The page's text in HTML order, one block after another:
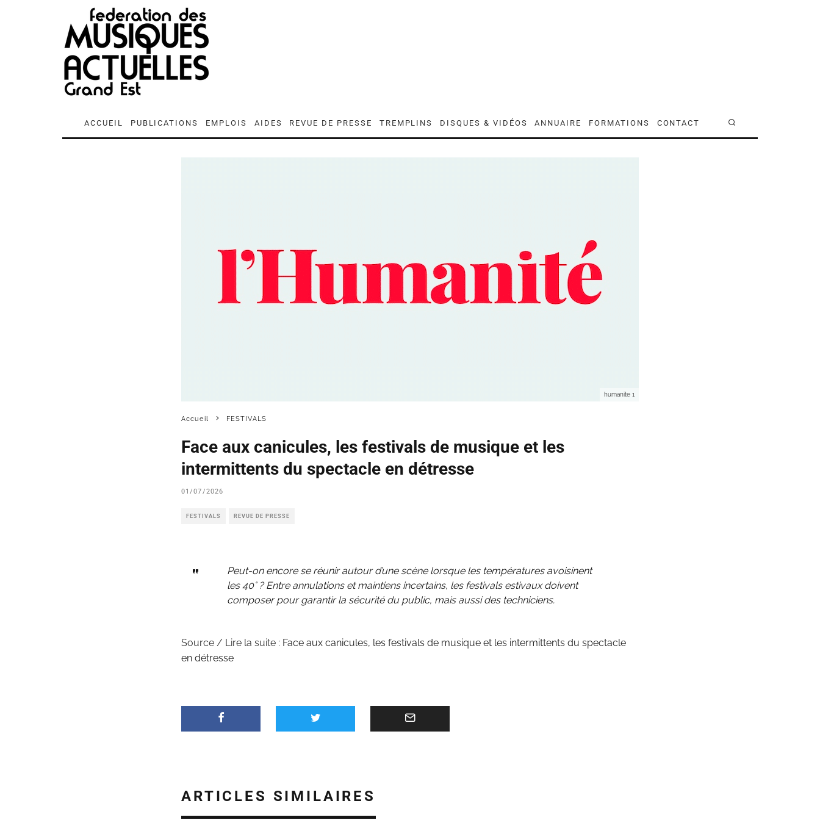
ACCUEIL PUBLICATIONS EMPLOIS AIDES REVUE DE PRESSE TREMPLINS DISQUES & VIDÉOS ANNUAIRE FORMATIONS CONTACT
humanite 1
Accueil FESTIVALS
Face aux canicules, les festivals de musique et les
intermittents du spectacle en détresse
01/07/2026
FESTIVALS REVUE DE PRESSE
Peut-on encore se réunir autour d’une scène lorsque les températures avoisinent
les 40° ? Entre annulations et maintiens incertains, les festivals estivaux doivent
composer pour garantir la sécurité du public, mais aussi des techniciens.
Source / Lire la suite : Face aux canicules, les festivals de musique et les intermittents du spectacle
en détresse
ARTICLES SIMILAIRES